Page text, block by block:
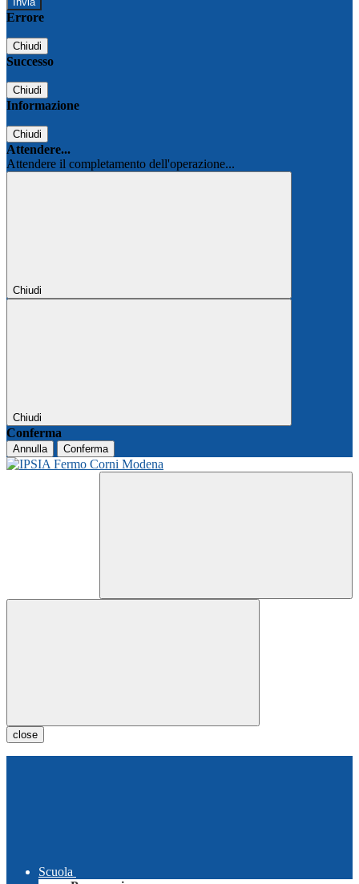
Errore
Chiudi
Successo
Chiudi
Informazione
Chiudi
Attendere...
Attendere il completamento dell'operazione...
Chiudi
Chiudi
Conferma
Annulla Conferma
close
Scuola